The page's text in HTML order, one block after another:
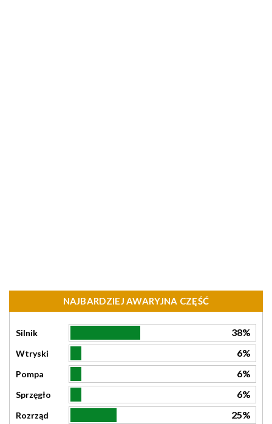
NAJBARDZIEJ AWARYJNA CZĘŚĆ
Silnik 38%
Wtryski 6%
Pompa 6%
Sprzęgło 6%
Rozrząd 25%